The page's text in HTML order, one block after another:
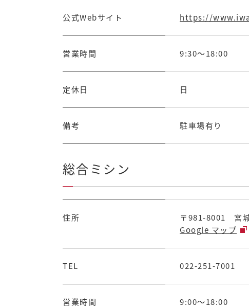
公式Webサイト https://
営業時間 9:30～18:00
定休日 日
備考 駐車場有り
総合ミシン
住所
〒981-8001 宮
Google マップ
TEL 022-251-7001
営業時間 9:00～18:00